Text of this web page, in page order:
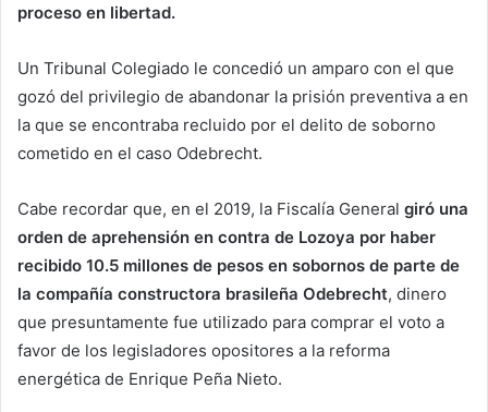
proceso en libertad.
Un Tribunal Colegiado le concedió un amparo con el que
gozó del privilegio de abandonar la prisión preventiva a en
la que se encontraba recluido por el delito de soborno
cometido en el caso Odebrecht.
Cabe recordar que, en el 2019, la Fiscalía General giró una
orden de aprehensión en contra de Lozoya por haber
recibido 10.5 millones de pesos en sobornos de parte de
la compañía constructora brasileña Odebrecht, dinero
que presuntamente fue utilizado para comprar el voto a
favor de los legisladores opositores a la reforma
energética de Enrique Peña Nieto.